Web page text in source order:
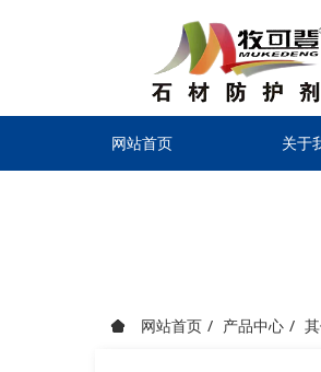
网站首页 关于
网站首页 产品中心